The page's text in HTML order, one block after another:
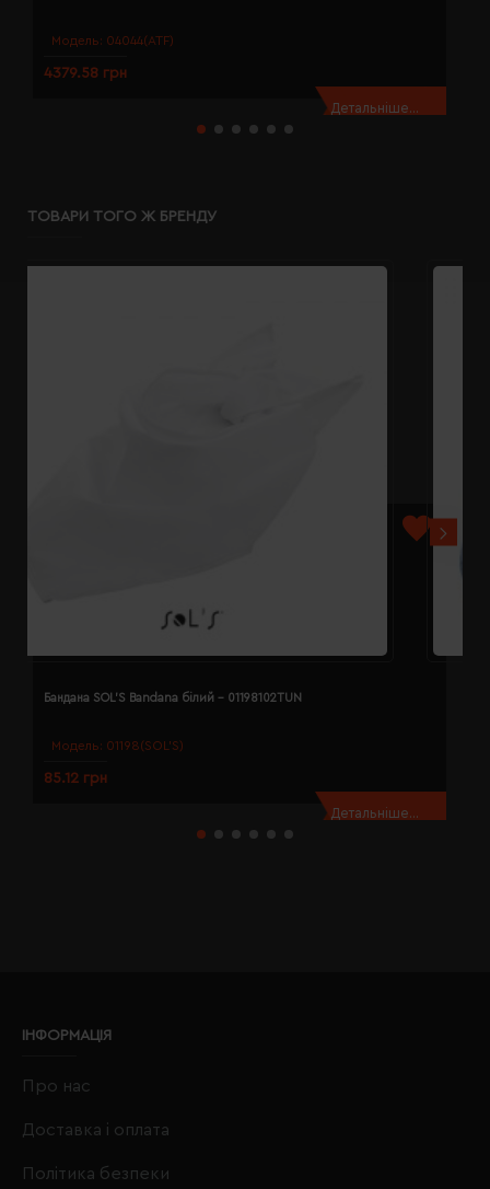
Модель: 04044(ATF)
4379.58 грн
Детальніше...
ТОВАРИ ТОГО Ж БРЕНДУ
Модель: 01198(SOL’S)
Бандана SOL'S Bandana білий - 01198102TUN
85.12 грн
Детальніше...
ІНФОРМАЦІЯ
Про нас
Доставка і оплата
Політика безпеки